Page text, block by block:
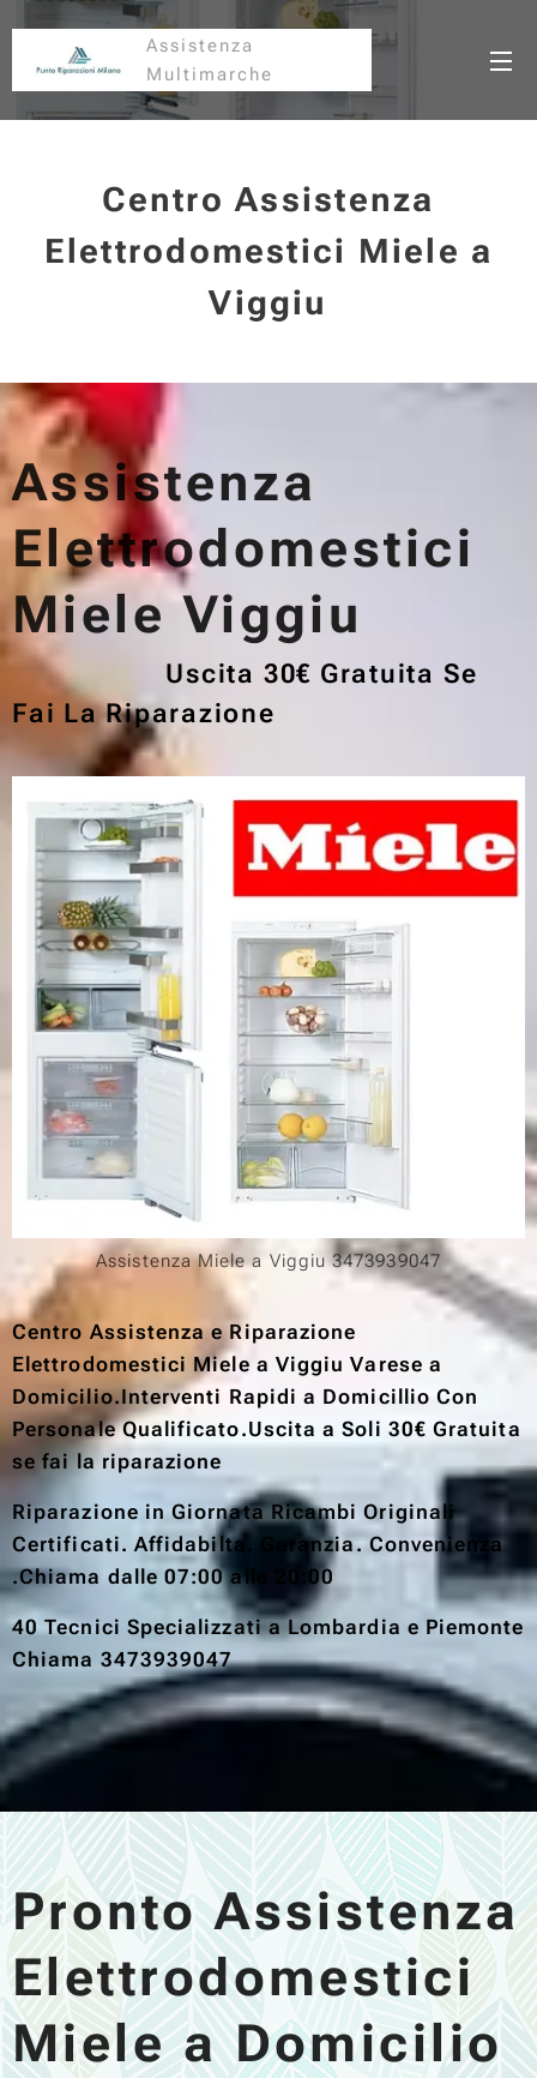
Assistenza
Multimarche
Centro Assistenza
Elettrodomestici Miele a
Viggiu
Assistenza
Elettrodomestici
Miele Viggiu
Uscita 30€ Gratuita Se
Fai La Riparazione
Assistenza Miele a Viggiu 3473939047
Centro Assistenza e Riparazione
Elettrodomestici Miele a Viggiu Varese a
Domicilio.Interventi Rapidi a Domicillio Con
Personale Qualificato.Uscita a Soli 30€ Gratuita
se fai la riparazione
Riparazione in Giornata Ricambi Originali
Certificati. Affidabilta. Garanzia. Convenienza
.Chiama dalle 07:00 alle 20:00
40 Tecnici Specializzati a Lombardia e Piemonte
Chiama 3473939047
Pronto Assistenza
Elettrodomestici
Miele a Domicilio